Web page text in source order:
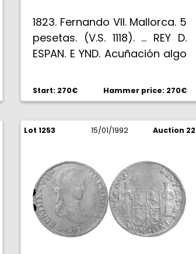
1823. Fernando VII. Mallorca. 5
pesetas. (V.S. 1118). … REY D.
ESPAN. E YND. Acuñación algo
para este tipo. Parte de brillo
original. Rara así. (EBC+).
Start: 270€ Hammer price: 270€
Lot 1253 15/01/1992 Auction 22